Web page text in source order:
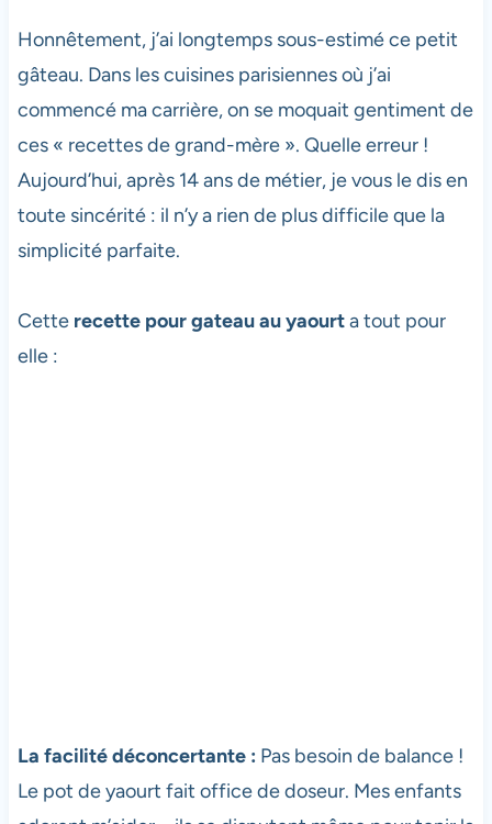
Honnêtement, j’ai longtemps sous-estimé ce petit
gâteau. Dans les cuisines parisiennes où j’ai
commencé ma carrière, on se moquait gentiment de
ces « recettes de grand-mère ». Quelle erreur !
Aujourd’hui, après 14 ans de métier, je vous le dis en
toute sincérité : il n’y a rien de plus difficile que la
simplicité parfaite.
Cette recette pour gateau au yaourta tout pour
elle :
La facilité déconcertante : Pas besoin de balance !
Le pot de yaourt fait office de doseur. Mes enfants